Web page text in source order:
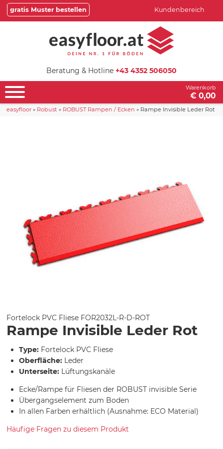
gratis Muster bestellen Kundenbereich
Beratung & Hotline +43 4352 506050
Warenkorb
€ 0,00
easyfloor » Robust » ROBUST Rampen / Ecken » Rampe Invisible Leder Rot
Fortelock PVC Fliese FOR2032L-R-D-ROT
Rampe Invisible Leder Rot
Type: Fortelock PVC Fliese
Oberfläche: Leder
Unterseite: Lüftungskanäle
Ecke/Rampe für Fliesen der ROBUST invisible Serie
Übergangselement zum Boden
In allen Farben erhältlich (Ausnahme: ECO Material)
Häufige Fragen zu diesem Produkt